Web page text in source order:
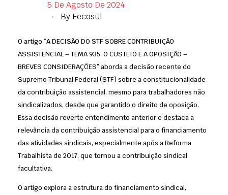
5 De Agosto De 2024
By Fecosul
O artigo “A DECISÃO DO STF SOBRE CONTRIBUIÇÃO
ASSISTENCIAL – TEMA 935. O CUSTEIO E A OPOSIÇÃO –
BREVES CONSIDERAÇÕES” aborda a decisão recente do
Supremo Tribunal Federal (STF) sobre a constitucionalidade
da contribuição assistencial, mesmo para trabalhadores não
sindicalizados, desde que garantido o direito de oposição.
Essa decisão reverte entendimento anterior e destaca a
relevância da contribuição assistencial para o financiamento
das atividades sindicais, especialmente após a Reforma
Trabalhista de 2017, que tornou a contribuição sindical
facultativa.
O artigo explora a estrutura do financiamento sindical,